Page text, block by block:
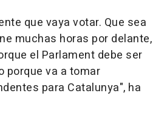
que vaya votar. Que sea
muchas horas por delante,
el Parlament debe ser
porque va a tomar
para Catalunya", ha